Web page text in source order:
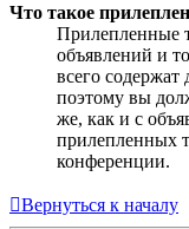
Что такое
Прилепленные
объявлений и
всего
поэтому вы
же, как и с
прилепленных
конференции.
Вернуться к началу